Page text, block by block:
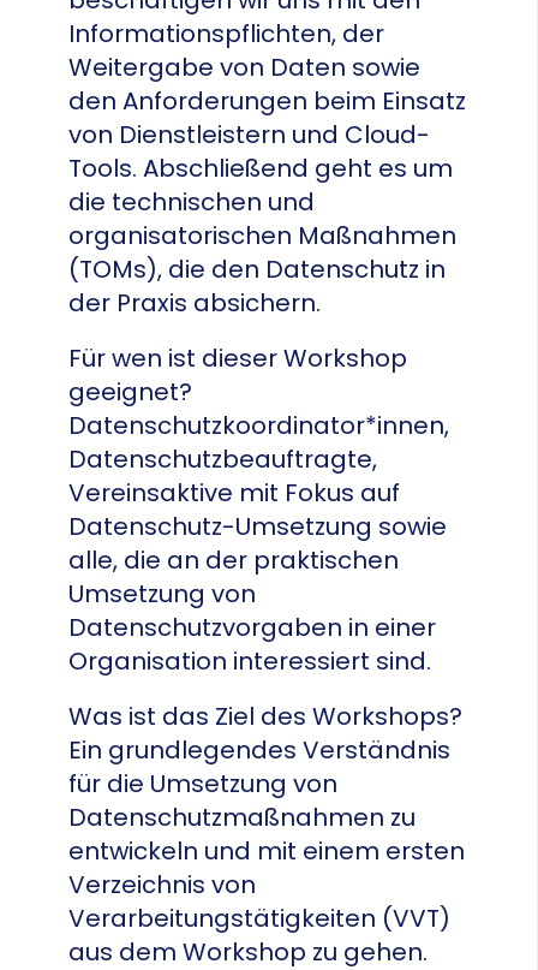
Informationspflichten, der
Weitergabe von Daten sowie
den Anforderungen beim Einsatz
von Dienstleistern und Cloud-
Tools. Abschließend geht es um
die technischen und
organisatorischen Maßnahmen
(TOMs), die den Datenschutz in
der Praxis absichern.
Für wen ist dieser Workshop
geeignet?
Datenschutzkoordinator*innen,
Datenschutzbeauftragte,
Vereinsaktive mit Fokus auf
Datenschutz-Umsetzung sowie
alle, die an der praktischen
Umsetzung von
Datenschutzvorgaben in einer
Organisation interessiert sind.
Was ist das Ziel des Workshops?
Ein grundlegendes Verständnis
für die Umsetzung von
Datenschutzmaßnahmen zu
entwickeln und mit einem ersten
Verzeichnis von
Verarbeitungstätigkeiten (VVT)
aus dem Workshop zu gehen.